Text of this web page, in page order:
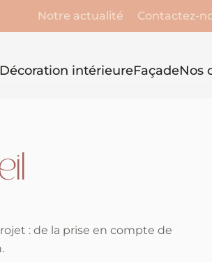
Notre actualité Contactez-
Décoration intérieureFaçadeNos
: de la prise en compte de